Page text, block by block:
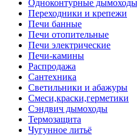
Одноконтурные дымоходы
Переходники и крепежи
Печи банные
Печи отопительные
Печи электрические
Печи-камины
Распродажа
Сантехника
Светильники и абажуры
Смеси,краски,герметики
Сэндвич дымоходы
Термозащита
Чугунное литьё